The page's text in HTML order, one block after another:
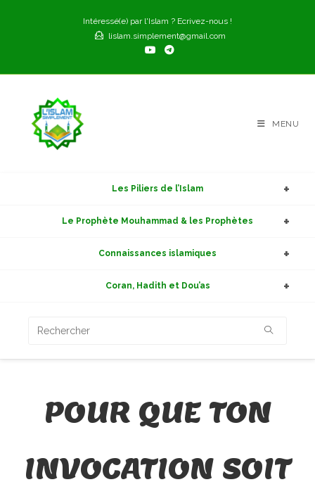
Intéressé(e) par l'Islam ? Ecrivez-nous !
lislam.simplement@gmail.com
MENU
Les Piliers de l’Islam
Le Prophète Mouhammad & les Prophètes
Connaissances islamiques
Coran, Hadith et Dou’as
POUR QUE TON
INVOCATION SOIT